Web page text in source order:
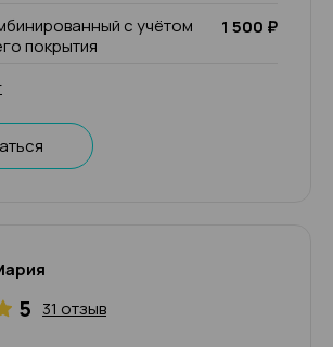
с учётом
покрытия
1 500 ₽
5 31 отзыв